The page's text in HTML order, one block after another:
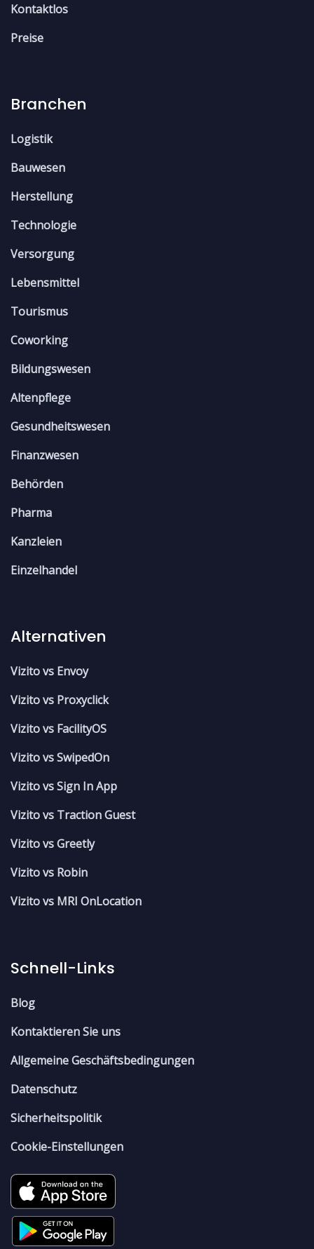
Kontaktlos
Preise
Branchen
Logistik
Bauwesen
Herstellung
Technologie
Versorgung
Lebensmittel
Tourismus
Coworking
Bildungswesen
Altenpflege
Gesundheitswesen
Finanzwesen
Behörden
Pharma
Kanzleien
Einzelhandel
Alternativen
Vizito vs Envoy
Vizito vs Proxyclick
Vizito vs FacilityOS
Vizito vs SwipedOn
Vizito vs Sign In App
Vizito vs Traction Guest
Vizito vs Greetly
Vizito vs Robin
Vizito vs MRI OnLocation
Schnell-Links
Blog
Kontaktieren Sie uns
Allgemeine Geschäftsbedingungen
Datenschutz
Sicherheitspolitik
Cookie-Einstellungen